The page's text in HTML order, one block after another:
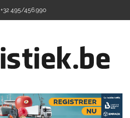
+32 495/456.990